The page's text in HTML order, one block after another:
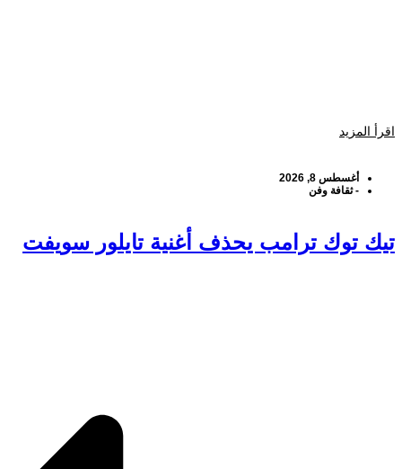
اقرأ المزيد
أغسطس 8, 2026
- ثقافة وفن
تيك توك ترامب يحذف أغنية تايلور سويفت